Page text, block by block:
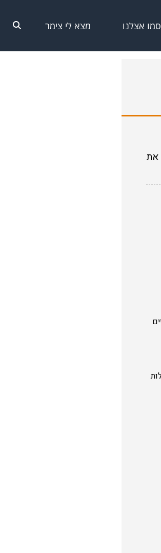
אצלנו מצא לי צימר
את
ו- 13:30 – 15:30 הפעילות